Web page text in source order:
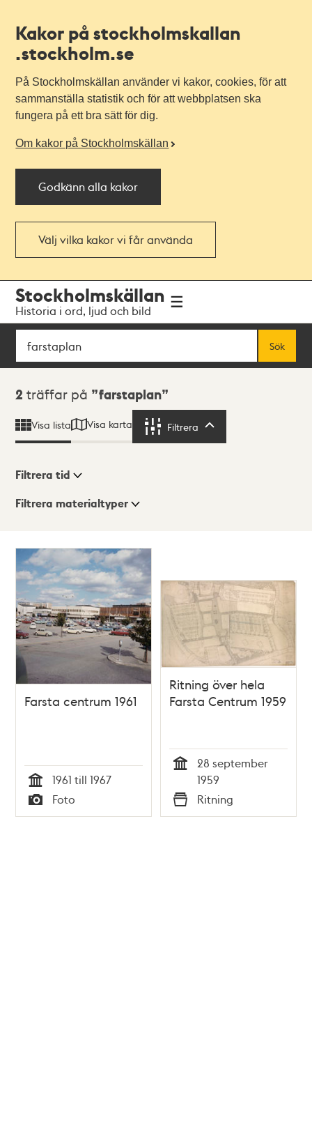
Kakor på stockholmskallan
.stockholm.se
På Stockholmskällan använder vi kakor, cookies, för att
sammanställa statistik och för att webbplatsen ska
fungera på ett bra sätt för dig.
Om kakor på Stockholmskällan
Godkänn alla kakor
Välj vilka kakor vi får använda
navigationen
huvudinnehållet
Stockholmskällan
Historia i ord, ljud och bild
Sök
Sök
Sökresultat
2 träffar på farstaplan
Visa lista Visa karta Filtrera
Visningsläge
ListaKarta
Filtrera tid
Filtrera materialtyper
träffar
Farsta centrum 1961
Tid
1961 till 1967
Typ
Foto
Ritning över hela
Farsta Centrum 1959
28 september
1959
Typ
Ritning